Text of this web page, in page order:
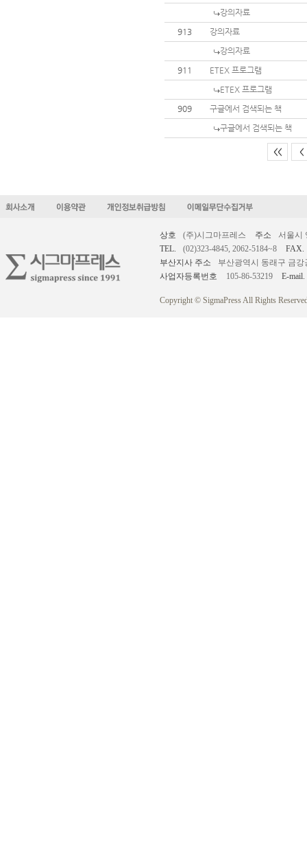
강의자료
913
강의자료
강의자료
911
ETEX 프로그램
ETEX 프로그램
909
구글에서 검색되는 책
구글에서 검색되는 책
<< <
상호 (주)시그마프레스 주소
서울시
TEL.
(02)323-4845, 2062-5184~8
FAX.
부산지사 주소
부산광역시 동래구 금강
사업자등록번호
105-86-53219 E-mail.
Copyright © SigmaPress All Rights